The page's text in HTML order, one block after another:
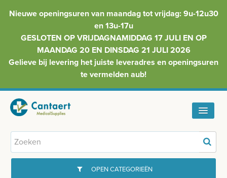
Nieuwe openingsuren van maandag tot vrijdag: 9u-12u30
en 13u-17u
GESLOTEN OP VRIJDAGNAMIDDAG 17 JULI EN OP
MAANDAG 20 EN DINSDAG 21 JULI 2026
Gelieve bij levering het juiste leveradres en openingsuren
te vermelden aub!
HOME
OPEN CATEGORIEËN